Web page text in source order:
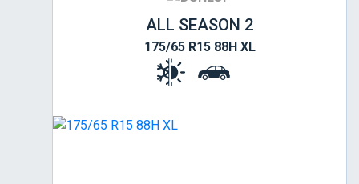
ALL SEASON 2
175/65 R15 88H XL